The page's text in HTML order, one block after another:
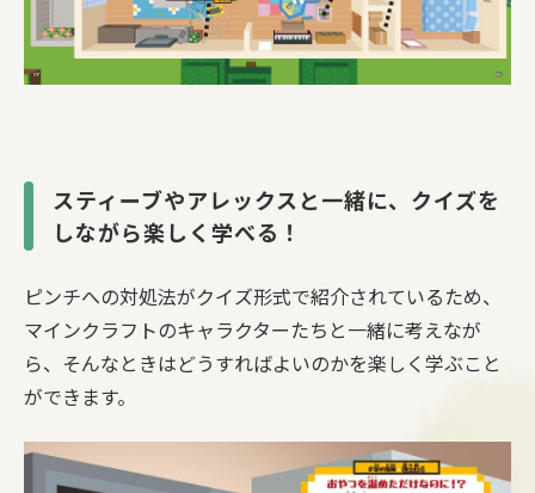
スティーブやアレックスと一緒に、クイズを
しながら楽しく学べる！
ピンチへの対処法がクイズ形式で紹介されているため、
マインクラフトのキャラクターたちと一緒に考えなが
ら、そんなときはどうすればよいのかを楽しく学ぶこと
ができます。